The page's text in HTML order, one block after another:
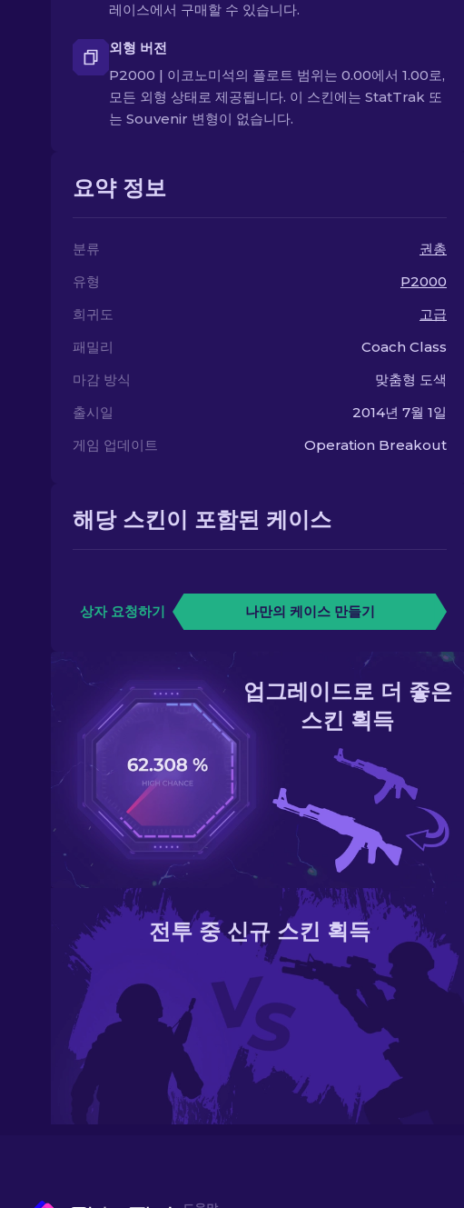
레이스에서 구매할 수 있습니다.
외형 버전
P2000 | 이코노미석의 플로트 범위는 0.00에서 1.00로,
모든 외형 상태로 제공됩니다. 이 스킨에는 StatTrak 또
는 Souvenir 변형이 없습니다.
요약 정보
분류
권총
유형
P2000
희귀도
고급
패밀리
Coach Class
마감 방식
맞춤형 도색
출시일
2014년 7월 1일
게임 업데이트
Operation Breakout
해당 스킨이 포함된 케이스
상자 요청하기 나만의 케이스 만들기
업그레이드로 더 좋은
스킨 획득
전투 중 신규 스킨 획득